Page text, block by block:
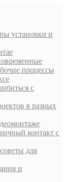
установки и
процессы
с
в разных
контакт с
для
и